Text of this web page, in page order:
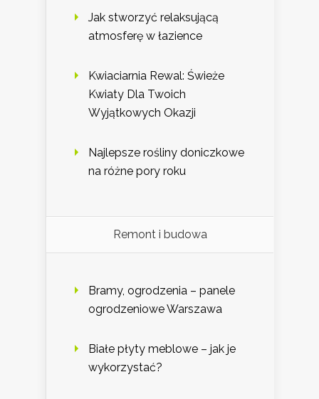
Jak stworzyć relaksującą
atmosferę w łazience
Kwiaciarnia Rewal: Świeże
Kwiaty Dla Twoich
Wyjątkowych Okazji
Najlepsze rośliny doniczkowe
na różne pory roku
Remont i budowa
Bramy, ogrodzenia – panele
ogrodzeniowe Warszawa
Białe płyty meblowe – jak je
wykorzystać?